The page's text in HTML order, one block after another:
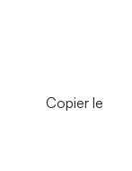
Copier le